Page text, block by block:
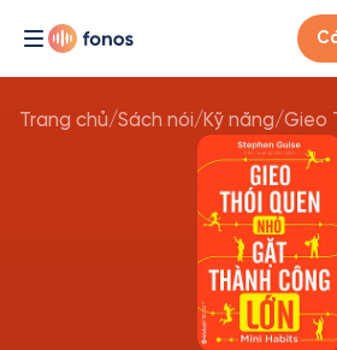
Trang chủ/Sách nói/Kỹ năng/